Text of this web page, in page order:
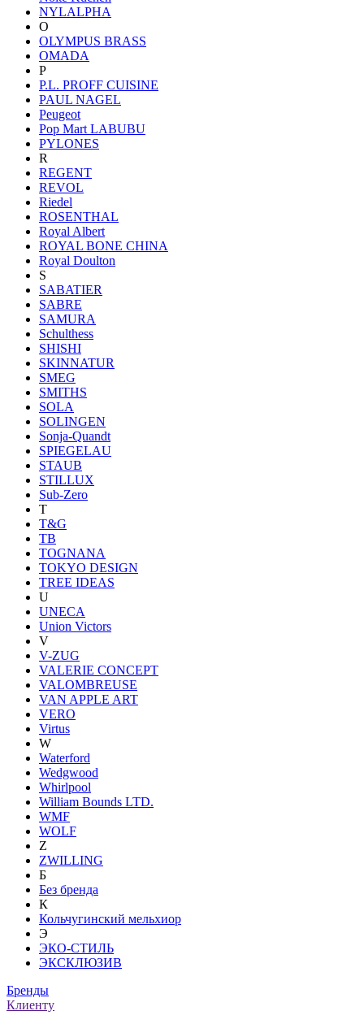
NYLALPHA
O
OLYMPUS BRASS
OMADA
P
P.L. PROFF CUISINE
PAUL NAGEL
Peugeot
Pop Mart LABUBU
PYLONES
R
REGENT
REVOL
Riedel
ROSENTHAL
Royal Albert
ROYAL BONE CHINA
Royal Doulton
S
SABATIER
SABRE
SAMURA
Schulthess
SHISHI
SKINNATUR
SMEG
SMITHS
SOLA
SOLINGEN
Sonja-Quandt
SPIEGELAU
STAUB
STILLUX
Sub-Zero
T
T&G
TB
TOGNANA
TOKYO DESIGN
TREE IDEAS
U
UNECA
Union Victors
V
V-ZUG
VALERIE CONCEPT
VALOMBREUSE
VAN APPLE ART
VERO
Virtus
W
Waterford
Wedgwood
Whirlpool
William Bounds LTD.
WMF
WOLF
Z
ZWILLING
Б
Без бренда
К
Кольчугинский мельхиор
Э
ЭКО-СТИЛЬ
ЭКСКЛЮЗИВ
Бренды
Клиенту